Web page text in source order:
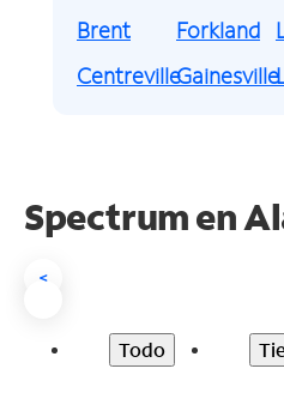
Brent
Centreville
Forkland
Gainesville
Spectrum en
<
Todo